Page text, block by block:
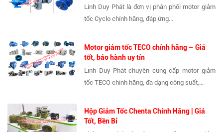
Linh Duy Phát là đơn vị phân phối motor giảm
tốc Cyclo chính hãng, đáp ứng...
Motor giảm tốc TECO chính hãng – Giá
tốt, bảo hành uy tín
Linh Duy Phát chuyên cung cấp motor giảm
tốc TECO chính hãng, đa dạng công suất,...
Hộp Giảm Tốc Chenta Chính Hãng | Giá
Tốt, Bền Bỉ